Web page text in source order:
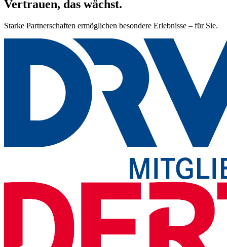
Vertrauen, das wächst.
Starke Partnerschaften ermöglichen besondere Erlebnisse – für Sie.